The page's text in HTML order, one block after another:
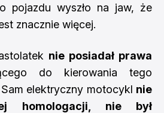
pojazdu wyszło na jaw, że
znacznie więcej.
nie posiadał prawa
do kierowania tego
elektryczny motocykl nie
homologacji, nie był